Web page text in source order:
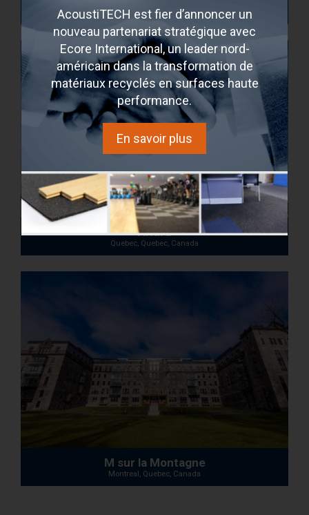
Montréal, Quebec, Canada
Altura
Quebec, Quebec, Canada
M sur la Montagne
Montreal, Quebec, Canada
AcoustiTECH est fier d’annoncer un
nouveau partenariat stratégique avec
Ecore International, un leader nord-
américain dans la transformation de
matériaux recyclés en surfaces haute
performance.
En savoir plus